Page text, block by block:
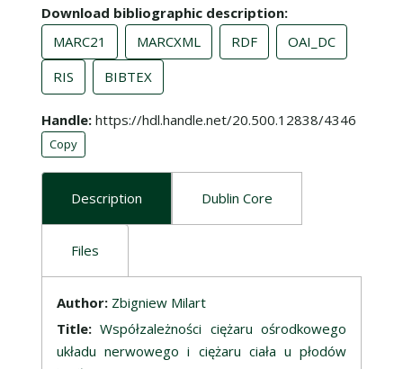
Download bibliographic description
MARC21
MARCXML RDF
OAI_DC
RIS
BIBTEX
Handle https://hdl.handle.net/20.500.12838/4346
Copy
Description Dublin Core
Files
Description
Author: Zbigniew Milart
Title:Współzależności ciężaru ośrodkowego
układu nerwowego i ciężaru ciała u płodów